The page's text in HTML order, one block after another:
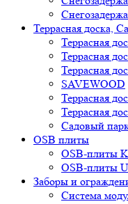
Террасная доска,
Террасная
Террасная
Террасная
SAVEWOOD
Террасная
Террасная
Садовый
OSB плиты
OSB-плиты
OSB-плиты
Заборы и
Система